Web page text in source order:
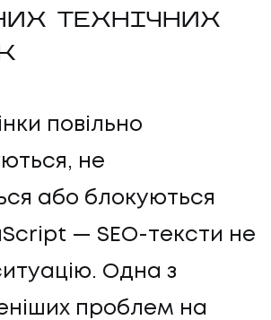
ТЕХНІЧНИХ
повільно
не
або блокуються
— SEO-тексти не
Одна з
проблем на